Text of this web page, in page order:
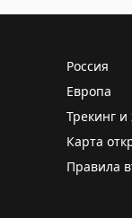
Россия
Европа
Трекинг и
Карта
Правила